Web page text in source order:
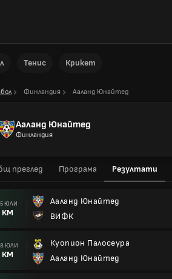
Тенис Крикет
Финландия Ааланд Юнайтед
Ааланд Юнайтед
Финландия
преглед Програма Резултати
ЮЛИ
КМ
Ааланд Юнайтед
ВИФК
ЮЛИ
КМ
Куопион Палосеура
Ааланд Юнайтед